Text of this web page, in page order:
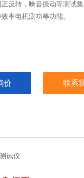
正反转，噪音振动等测试
率电机测功等功能。
价 联系